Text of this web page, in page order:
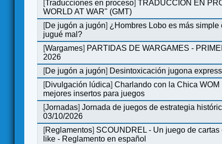
[Traducciones en proceso]TRADUCCIÓN EN
WORLD AT WAR" (GMT)
[De jugón a jugón] ¿Hombres Lobo es más simple
jugué mal?
[Wargames] PARTIDAS DE WARGAMES -
2026
[De jugón a jugón] Desintoxicación jugona express
[Divulgación lúdica]Charlando con la Chica WOM
mejores insertos para juegos
[Jornadas]Jornada de juegos de estrategia
03/10/2026
[Reglamentos] SCOUNDREL - Un juego de
like - Reglamento en español